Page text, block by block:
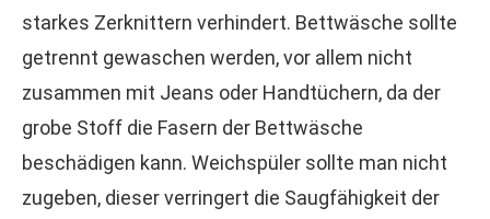
starkes Zerknittern verhindert. Bettwäsche sollte
getrennt gewaschen werden, vor allem nicht
zusammen mit Jeans oder Handtüchern, da der
grobe Stoff die Fasern der Bettwäsche
beschädigen kann. Weichspüler sollte man nicht
zugeben, dieser verringert die Saugfähigkeit der